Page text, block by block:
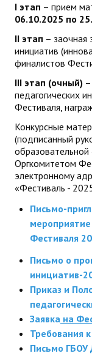
I этап – прием
06.10.2025 по
II этап – заочная
инициатив
финалистов
III этап (очный)
педагогических
Фестиваля,
Конкурсные
(подписанный
образовательной
Оргкомитетом
электронному
«Фестиваль -
Письмо-
Фестиваля
Письмо о
инициатив-
Приказ и
Заявка на
Требования
Письмо